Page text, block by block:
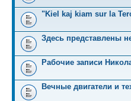
"Kiel kaj kiam sur la
Здесь представлены
Рабочие записи
Вечные двигатели и